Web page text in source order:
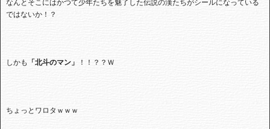
なんとそこにはかつて少年たちを魅了した伝説の漢たちがシールになっている
ではないか！？
しかも 「北斗のマン」 ！！？？Ｗ
ちょっとワロタｗｗｗ